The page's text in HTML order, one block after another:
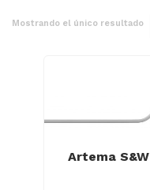
Mostrando el único resultado
Artema S&W